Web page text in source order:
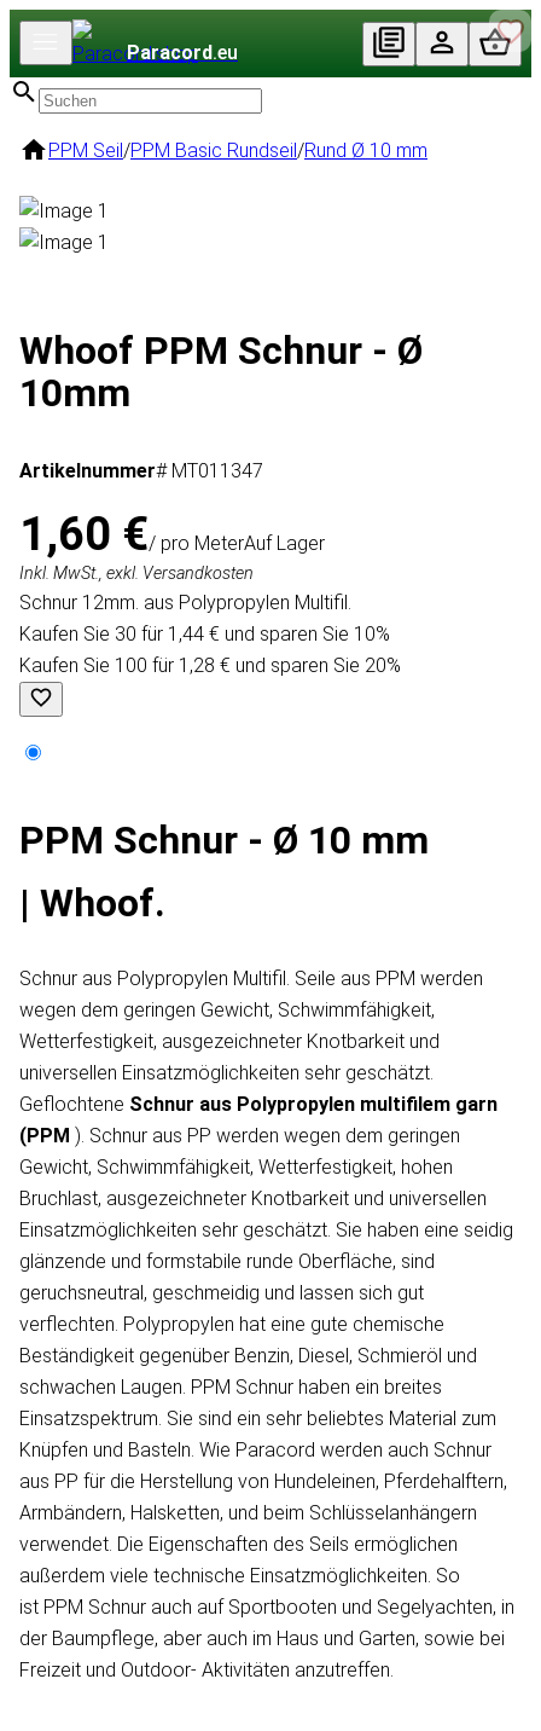
Paracord.eu
PPM Seil/PPM Basic Rundseil/Rund Ø 10 mm
Whoof PPM Schnur - Ø
10mm
Artikelnummer# MT011347
1,60 €/ pro MeterAuf Lager
Inkl. MwSt., exkl. Versandkosten
Schnur 12mm. aus Polypropylen Multifil.
Kaufen Sie 30 für 1,44 € und sparen Sie 10%
Kaufen Sie 100 für 1,28 € und sparen Sie 20%
PPM Schnur - Ø 10 mm
| Whoof.
Schnur aus Polypropylen Multifil. Seile aus PPM werden
wegen dem geringen Gewicht, Schwimmfähigkeit,
Wetterfestigkeit, ausgezeichneter Knotbarkeit und
universellen Einsatzmöglichkeiten sehr geschätzt.
Geflochtene Schnur aus Polypropylen multifilem garn
(PPM ). Schnur aus PP werden wegen dem geringen
Gewicht, Schwimmfähigkeit, Wetterfestigkeit, hohen
Bruchlast, ausgezeichneter Knotbarkeit und universellen
Einsatzmöglichkeiten sehr geschätzt. Sie haben eine seidig
glänzende und formstabile runde Oberfläche, sind
geruchsneutral, geschmeidig und lassen sich gut
verflechten. Polypropylen hat eine gute chemische
Beständigkeit gegenüber Benzin, Diesel, Schmieröl und
schwachen Laugen. PPM Schnur haben ein breites
Einsatzspektrum. Sie sind ein sehr beliebtes Material zum
Knüpfen und Basteln. Wie Paracord werden auch Schnur
aus PP für die Herstellung von Hundeleinen, Pferdehalftern,
Armbändern, Halsketten, und beim Schlüsselanhängern
verwendet. Die Eigenschaften des Seils ermöglichen
außerdem viele technische Einsatzmöglichkeiten. So
ist PPM Schnur auch auf Sportbooten und Segelyachten, in
der Baumpflege, aber auch im Haus und Garten, sowie bei
Freizeit und Outdoor- Aktivitäten anzutreffen.